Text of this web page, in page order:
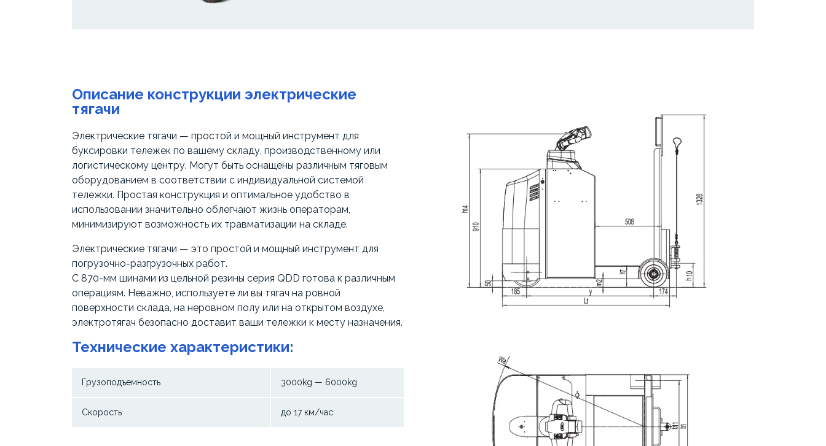
Описание конструкции электрические
тягачи
Электрические тягачи — простой и мощный инструмент для
буксировки тележек по вашему складу, производственному или
логистическому центру. Могут быть оснащены различным тяговым
оборудованием в соответствии с индивидуальной системой
тележки. Простая конструкция и оптимальное удобство в
использовании значительно облегчают жизнь операторам,
минимизируют возможность их травматизации на складе.
Электрические тягачи — это простой и мощный инструмент для
погрузочно-разгрузочных работ.
С 870-мм шинами из цельной резины серия QDD готова к различным
операциям. Неважно, используете ли вы тягач на ровной
поверхности склада, на неровном полу или на открытом воздухе,
электротягач безопасно доставит ваши тележки к месту назначения.
Технические характеристики:
Грузоподъемность 3000kg — 6000kg
Скорость до 17 км/час